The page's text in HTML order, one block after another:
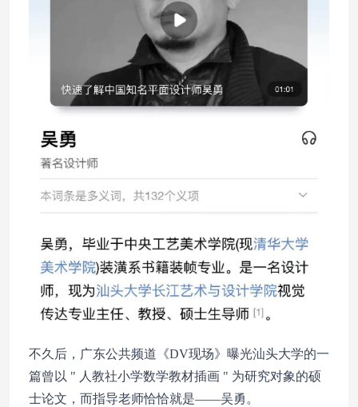
不久后，广东公共频道《DV现场》曝光汕头大学的一
篇曾以 " 人教社小学数学教材插画 " 为研究对象的硕
士论文，而指导老师恰恰就是——吴勇。